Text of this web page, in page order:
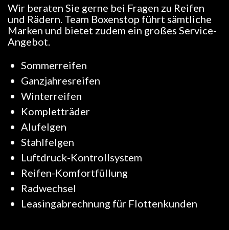
Wir beraten Sie gerne bei Fragen zu Reifen
und Rädern. Team Boxenstop führt sämtliche
Marken und bietet zudem ein großes Service-
Angebot.
Sommerreifen
Ganzjahresreifen
Winterreifen
Kompletträder
Alufelgen
Stahlfelgen
Luftdruck-Kontrollsystem
Reifen-Komfortfüllung
Radwechsel
Leasingabrechnung für Flottenkunden